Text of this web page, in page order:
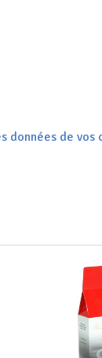
données de